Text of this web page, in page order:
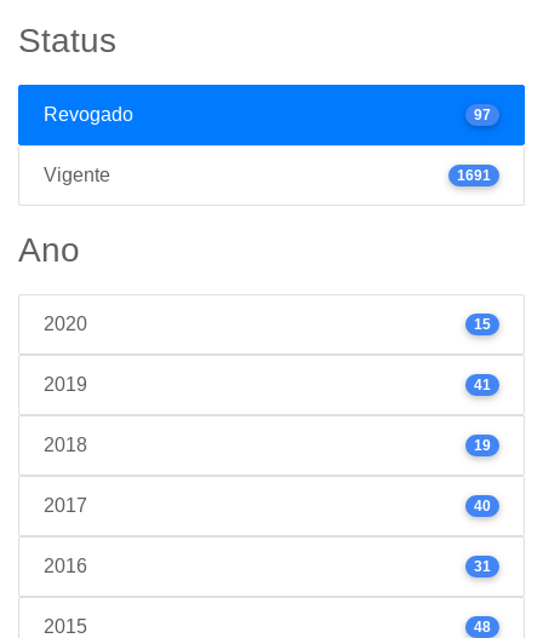
Status
Revogado 97
Vigente 1691
Ano
2020 15
2019 41
2018 19
2017 40
2016 31
2015 48